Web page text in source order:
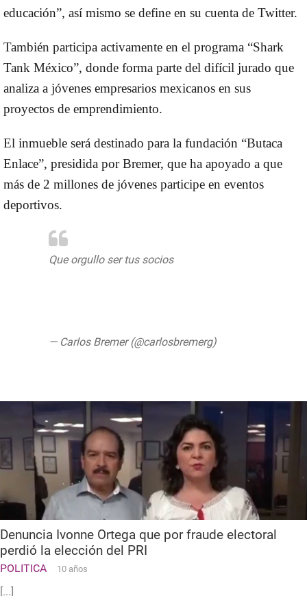
educación”, así mismo se define en su cuenta de Twitter.
También participa activamente en el programa “Shark
Tank México”, donde forma parte del difícil jurado que
analiza a jóvenes empresarios mexicanos en sus
proyectos de emprendimiento.
El inmueble será destinado para la fundación “Butaca
Enlace”, presidida por Bremer, que ha apoyado a que
más de 2 millones de jóvenes participe en eventos
deportivos.
Que orgullo ser tus socios
— Carlos Bremer (@carlosbremerg)
Denuncia Ivonne Ortega que por fraude electoral
perdió la elección del PRI
POLITICA 10 años
[...]